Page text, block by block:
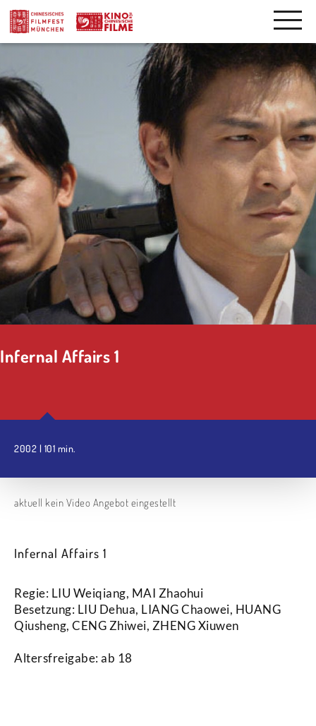
Infernal Affairs 1
2002 | 101 min.
aktuell kein Video Angebot eingestellt
Infernal Affairs 1
Regie: LIU Weiqiang, MAI Zhaohui
Besetzung: LIU Dehua, LIANG Chaowei, HUANG
Qiusheng, CENG Zhiwei, ZHENG Xiuwen
Altersfreigabe: ab 18